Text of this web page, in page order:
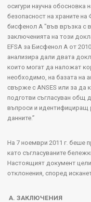
осигури научна обосновка
безопасност на храните на
бисфенол А "във връзка с
заключенията на този
EFSA за Бисфенол А от 2010
анализира дали двата
които могат да наложат
необходимо, на базата на
свърже с ANSES или за да
подготви съгласуван общ
въпроси и идентифициращ
данните.”
На 7 ноември 2011 г. беше
като съгласуваните
Настоящият документ
отклонения, според
A. ЗАКЛЮЧЕНИЯ